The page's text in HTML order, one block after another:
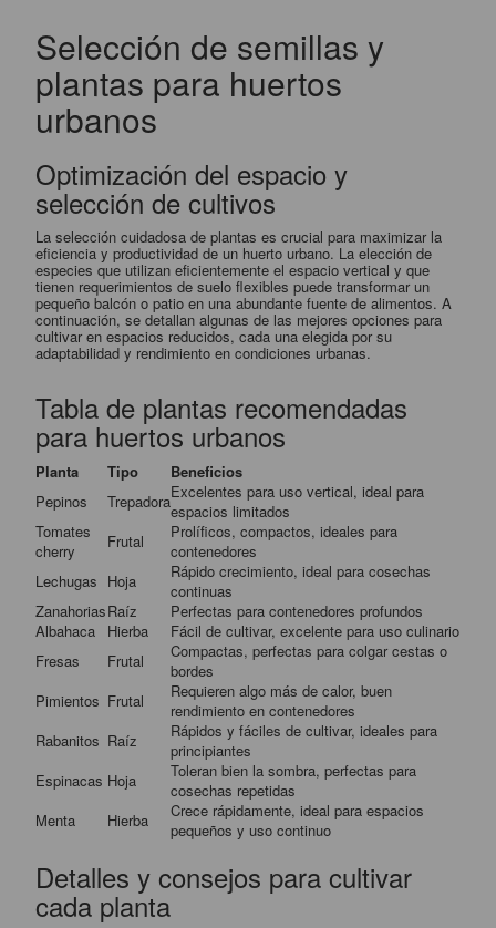
Selección de semillas y
plantas para huertos
urbanos
Optimización del espacio y
selección de cultivos
La selección cuidadosa de plantas es crucial para maximizar la
eficiencia y productividad de un huerto urbano. La elección de
especies que utilizan eficientemente el espacio vertical y que
tienen requerimientos de suelo flexibles puede transformar un
pequeño balcón o patio en una abundante fuente de alimentos. A
continuación, se detallan algunas de las mejores opciones para
cultivar en espacios reducidos, cada una elegida por su
adaptabilidad y rendimiento en condiciones urbanas.
Tabla de plantas recomendadas
para huertos urbanos
Planta Tipo
Beneficios
Pepinos
TrepadoraExcelentes para uso vertical, ideal para
espacios limitados
Tomates
cherry
Frutal
Prolíficos, compactos, ideales para
contenedores
Lechugas Hoja
Rápido crecimiento, ideal para cosechas
continuas
ZanahoriasRaíz
Perfectas para contenedores profundos
Albahaca
Hierba
Fácil de cultivar, excelente para uso culinario
Fresas
Frutal
Compactas, perfectas para colgar cestas o
bordes
Pimientos Frutal
Requieren algo más de calor, buen
rendimiento en contenedores
Rabanitos Raíz
Rápidos y fáciles de cultivar, ideales para
principiantes
Espinacas Hoja
Toleran bien la sombra, perfectas para
cosechas repetidas
Menta
Hierba
Crece rápidamente, ideal para espacios
pequeños y uso continuo
Detalles y consejos para cultivar
cada planta